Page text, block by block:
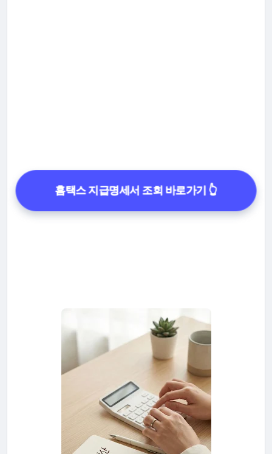
홈택스 지급명세서 조회 바로가기 👆